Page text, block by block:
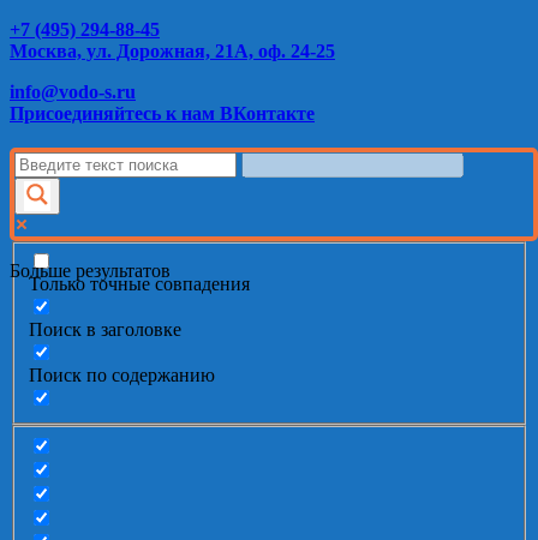
+7 (495) 294-88-45
Москва, ул. Дорожная, 21А, оф. 24-25
info@vodo-s.ru
Присоединяйтесь к нам ВКонтакте
Больше результатов
Только точные совпадения
Поиск в заголовке
Поиск по содержанию